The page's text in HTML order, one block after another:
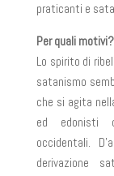
praticanti e
Per quali motivi?
Lo spirito di
satanismo
che si agita
ed edonisti
occidentali.
derivazione